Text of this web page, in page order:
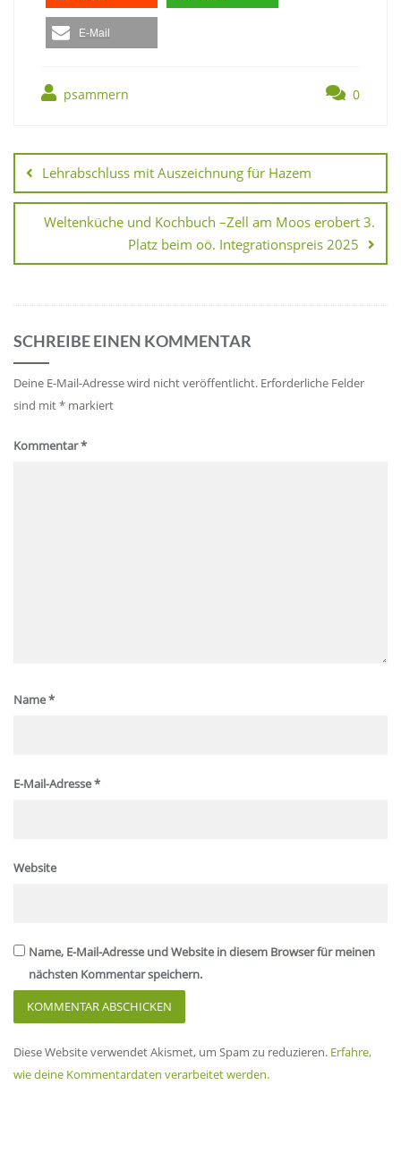
E-Mail
psammern 0
Lehrabschluss mit Auszeichnung für Hazem
Weltenküche und Kochbuch –Zell am Moos erobert 3.
Platz beim oö. Integrationspreis 2025
SCHREIBE EINEN KOMMENTAR
Deine E-Mail-Adresse wird nicht veröffentlicht. Erforderliche Felder
sind mit* markiert
Kommentar*
Name*
E-Mail-Adresse*
Website
Name, E-Mail-Adresse und Website in diesem Browser für meinen
nächsten Kommentar speichern.
Diese Website verwendet Akismet, um Spam zu reduzieren. Erfahre,
wie deine Kommentardaten verarbeitet werden.